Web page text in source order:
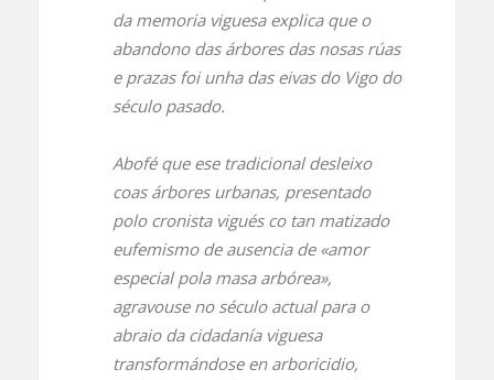
da memoria viguesa explica que o
abandono das árbores das nosas rúas
e prazas foi unha das eivas do Vigo do
século pasado.
Abofé que ese tradicional desleixo
coas árbores urbanas, presentado
polo cronista vigués co tan matizado
eufemismo de ausencia de «amor
especial pola masa arbórea»,
agravouse no século actual para o
abraio da cidadanía viguesa
transformándose en arboricidio,